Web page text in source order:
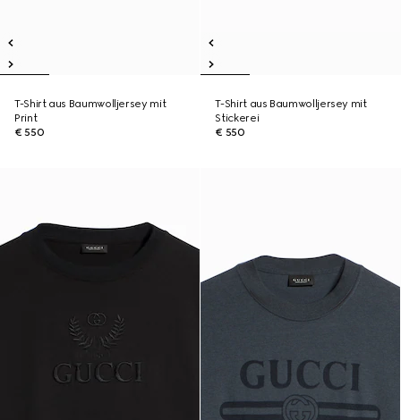
T-Shirt aus Baumwolljersey mit
Print
€ 550
T-Shirt aus Baumwolljersey mit
Stickerei
€ 550